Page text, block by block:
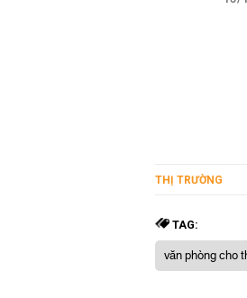
THỊ TRƯỜNG
TAG:
văn phòng cho